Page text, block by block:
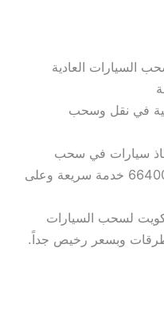
السيارات العادية
في نقل وسحب
سيارات في سحب
السيارات العالقة في الحفر 66400336 خدمة سريعة وعلى
لسحب السيارات
وبسعر رخيص جداً.